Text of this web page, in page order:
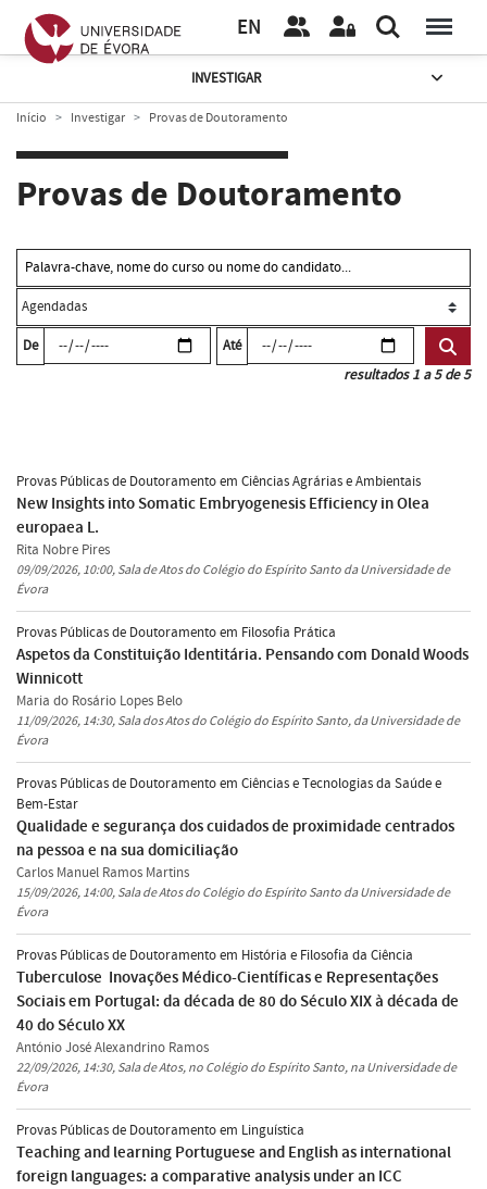
EN
INVESTIGAR
Início Investigar Provas de Doutoramento
Provas de Doutoramento
De
Até
resultados 1 a 5 de 5
Provas Públicas de Doutoramento em Ciências Agrárias e Ambientais
New Insights into Somatic Embryogenesis Efficiency in Olea
europaea L.
Rita Nobre Pires
09/09/2026, 10:00, Sala de Atos do Colégio do Espírito Santo da Universidade de
Évora
Provas Públicas de Doutoramento em Filosofia Prática
Aspetos da Constituição Identitária. Pensando com Donald Woods
Winnicott
Maria do Rosário Lopes Belo
11/09/2026, 14:30, Sala dos Atos do Colégio do Espírito Santo, da Universidade de
Évora
Provas Públicas de Doutoramento em Ciências e Tecnologias da Saúde e
Bem-Estar
Qualidade e segurança dos cuidados de proximidade centrados
na pessoa e na sua domiciliação
Carlos Manuel Ramos Martins
15/09/2026, 14:00, Sala de Atos do Colégio do Espírito Santo da Universidade de
Évora
Provas Públicas de Doutoramento em História e Filosofia da Ciência
Tuberculose  Inovações Médico-Científicas e Representações
Sociais em Portugal: da década de 80 do Século XIX à década de
40 do Século XX
António José Alexandrino Ramos
22/09/2026, 14:30, Sala de Atos, no Colégio do Espírito Santo, na Universidade de
Évora
Provas Públicas de Doutoramento em Linguística
Teaching and learning Portuguese and English as international
foreign languages: a comparative analysis under an ICC